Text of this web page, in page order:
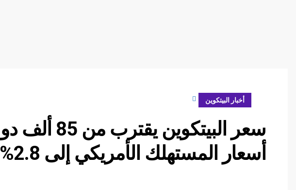
أخبار البيتكوين مارس 12, 2025
سعر البيتكوين
أسعار المستهلك الأمريكي إلى 2.8% في فبراير